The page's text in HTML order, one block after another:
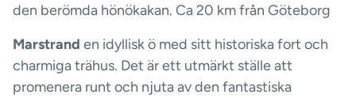
den berömda hönökakan. Ca 20 km från Göteborg
Marstrand en idyllisk ö med sitt historiska fort och
charmiga trähus. Det är ett utmärkt ställe att
promenera runt och njuta av den fantastiska